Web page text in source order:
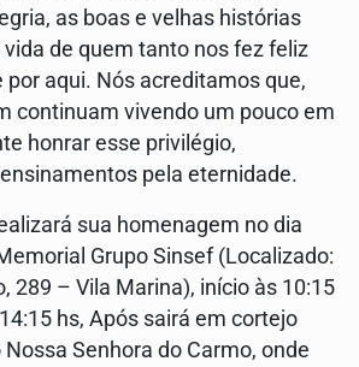
as boas e velhas histórias
de quem tanto nos fez feliz
aqui. Nós acreditamos que,
continuam vivendo um pouco em
honrar esse privilégio,
pela eternidade.
sua homenagem no dia
Grupo Sinsef (Localizado:
289 – Vila Marina), início às 10:15
hs, Após sairá em cortejo
Senhora do Carmo, onde